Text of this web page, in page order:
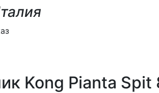
Kong Pianta Spit